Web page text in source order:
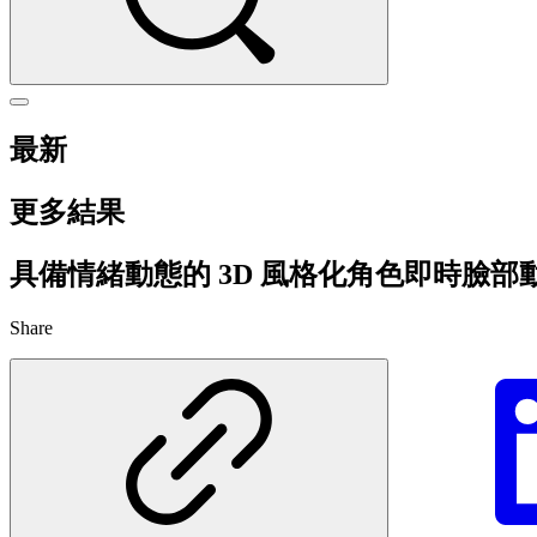
最新
更多結果
具備情緒動態的 3D 風格化角色即時臉部
Share